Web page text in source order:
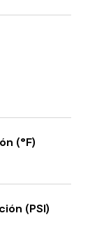
(°F)
(PSI)